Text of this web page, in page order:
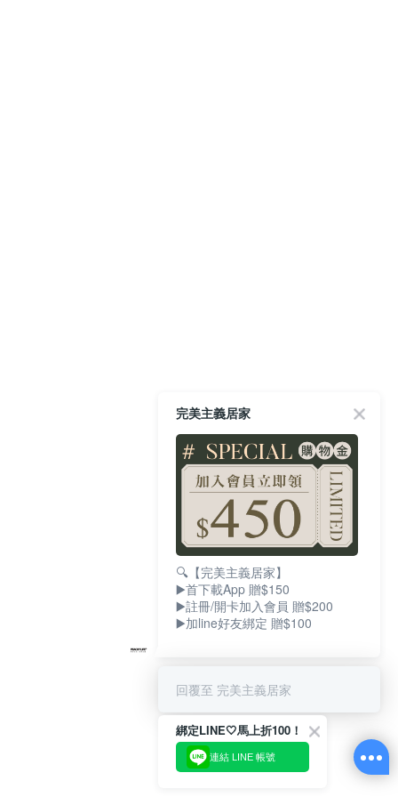
完美主義居家
🔍【完美主義居家】
▶️首下載App 贈$150
▶️註冊/開卡加入會員 贈$200
▶️加line好友綁定 贈$100
回覆至 完美主義居家
綁定LINE🤍馬上折100！
連結 LINE 帳號